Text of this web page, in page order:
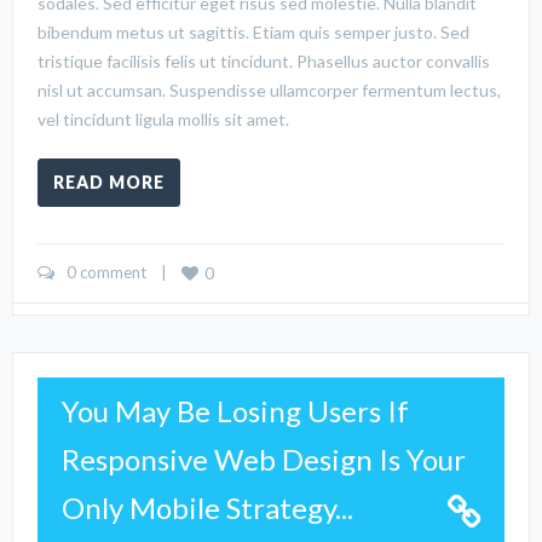
bibendum metus ut sagittis. Etiam quis semper justo. Sed
tristique facilisis felis ut tincidunt. Phasellus auctor convallis
nisl ut accumsan. Suspendisse ullamcorper fermentum lectus,
vel tincidunt ligula mollis sit amet.
READ MORE
0 comment 0
You May Be Losing Users If
Responsive Web Design Is Your
Only Mobile Strategy...